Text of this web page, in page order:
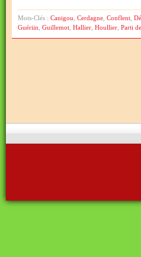
Mots-Clés : Canigou Cerdagne Conflent
Guériin Guillemot Hallier Houllier Parti